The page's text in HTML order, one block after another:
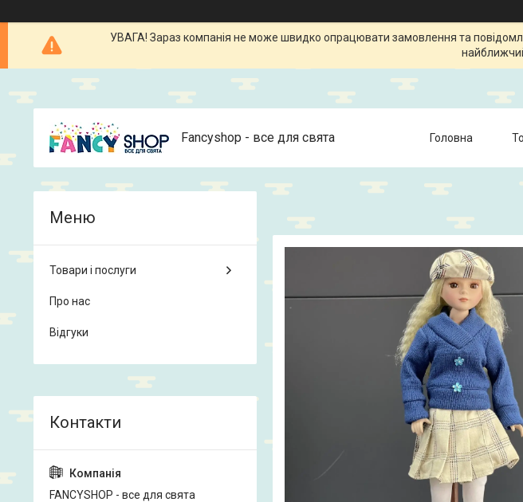
УВАГА! Зараз компанія не може швидко опрацювати замовлення та
Fancyshop - все для свята Головна
Товари і послуги
Про нас
Відгуки
FANCYSHOP - все для свята